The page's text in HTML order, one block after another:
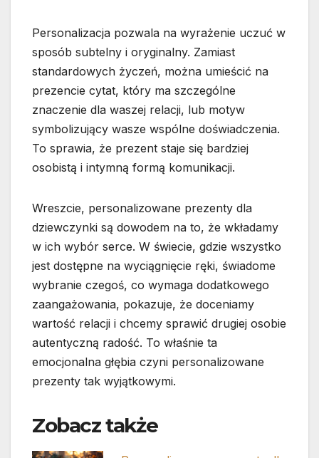
Personalizacja pozwala na wyrażenie uczuć w
sposób subtelny i oryginalny. Zamiast
standardowych życzeń, można umieścić na
prezencie cytat, który ma szczególne
znaczenie dla waszej relacji, lub motyw
symbolizujący wasze wspólne doświadczenia.
To sprawia, że prezent staje się bardziej
osobistą i intymną formą komunikacji.
Wreszcie, personalizowane prezenty dla
dziewczynki są dowodem na to, że wkładamy
w ich wybór serce. W świecie, gdzie wszystko
jest dostępne na wyciągnięcie ręki, świadome
wybranie czegoś, co wymaga dodatkowego
zaangażowania, pokazuje, że doceniamy
wartość relacji i chcemy sprawić drugiej osobie
autentyczną radość. To właśnie ta
emocjonalna głębia czyni personalizowane
prezenty tak wyjątkowymi.
Zobacz także